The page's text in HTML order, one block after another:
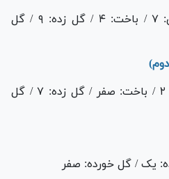
بازی‌ها: ۱۴ / برد: ۳ / مساوی: ۷ / باخت: ۴ / گل زده: ۹ / گل
بازی‌ها: ۵ / برد: ۳ / مساوی: ۲ / باخت: صفر / گل زده: ۷ / گل
یک / گل خورده: صفر